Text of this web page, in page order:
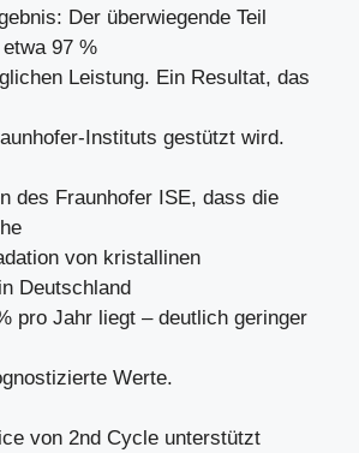
Der überwiegende Teil
97 %
Leistung. Ein Resultat, das
Instituts gestützt wird.
des Fraunhofer ISE, dass die
von kristallinen
Deutschland
pro Jahr liegt – deutlich geringer
Werte.
von 2nd Cycle unterstützt